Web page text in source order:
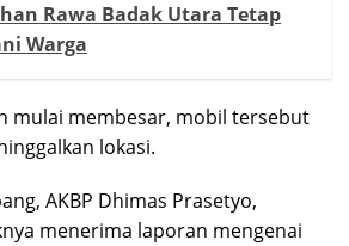
Rawa Badak Utara Tetap
Warga
mulai membesar, mobil tersebut
lokasi.
AKBP Dhimas Prasetyo,
menerima laporan mengenai